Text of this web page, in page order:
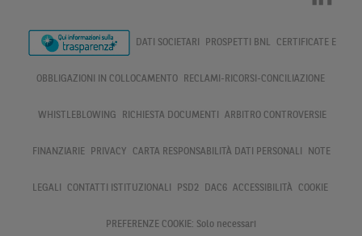
DATI SOCIETARI PROSPETTI BNL CERTIFICATE E
OBBLIGAZIONI IN COLLOCAMENTO RECLAMI-RICORSI-CONCILIAZIONE
WHISTLEBLOWING RICHIESTA DOCUMENTI ARBITRO CONTROVERSIE
FINANZIARIE PRIVACY CARTA RESPONSABILITÀ DATI PERSONALI NOTE
LEGALI CONTATTI ISTITUZIONALI PSD2 DAC6 ACCESSIBILITÀ COOKIE
PREFERENZE COOKIE: Solo necessari